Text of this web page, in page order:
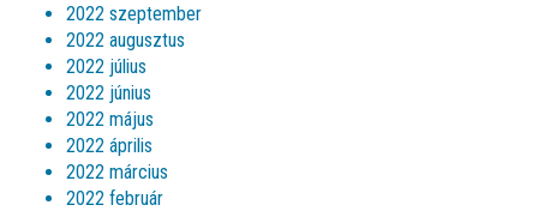
2022 szeptember
2022 augusztus
2022 július
2022 június
2022 május
2022 április
2022 március
2022 február